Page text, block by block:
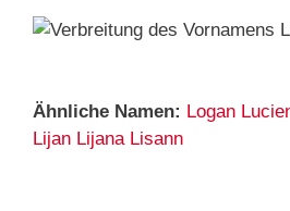
Ähnliche Namen: Logan
Lijan Lijana Lisann